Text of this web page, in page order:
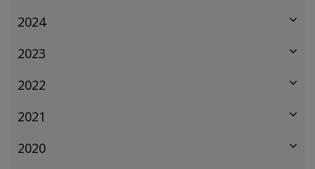
2024
2023
2022
2021
2020